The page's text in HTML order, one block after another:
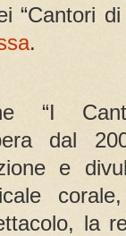
“Cantori
.
“I
dal
e
la